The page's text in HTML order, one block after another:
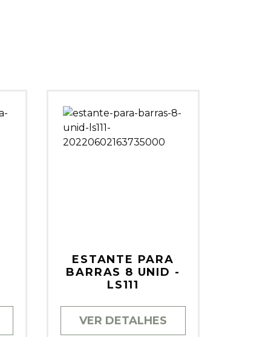
ESTANTE PARA
BARRAS 8 UNID -
LS111
VER DETALHES